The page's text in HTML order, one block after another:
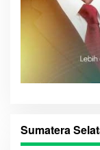
Sumatera